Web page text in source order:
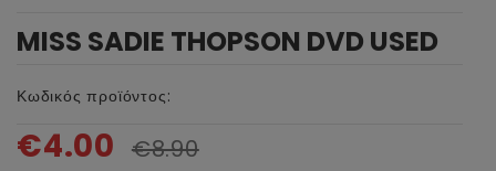
MISS SADIE THOPSON DVD USED
Κωδικός προϊόντος:
€4.00 €8.90